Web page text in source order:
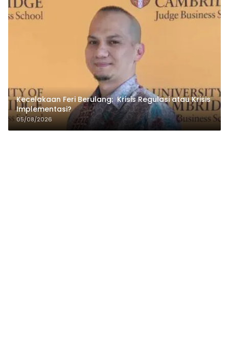
Kecelakaan Feri Berulang: Krisis Regulasi atau Krisis
Implementasi?
05/08/2026